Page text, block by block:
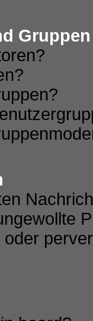
Gruppen